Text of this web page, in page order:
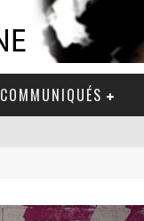
COMMUNIQUÉS